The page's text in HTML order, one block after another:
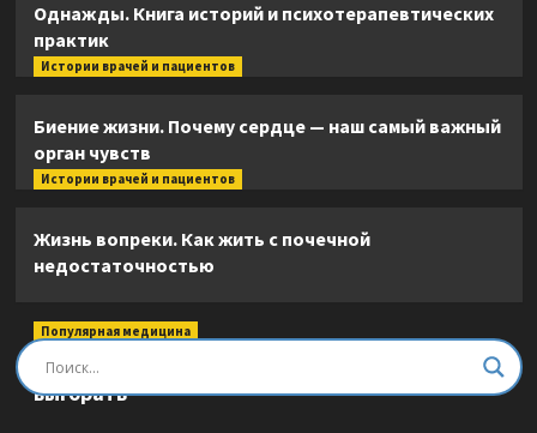
Однажды. Книга историй и психотерапевтических
практик
Истории врачей и пациентов
Биение жизни. Почему сердце — наш самый важный
орган чувств
Истории врачей и пациентов
Жизнь вопреки. Как жить с почечной
недостаточностью
Популярная медицина
Быть врачом. Как помогать, развиваться и не
выгорать